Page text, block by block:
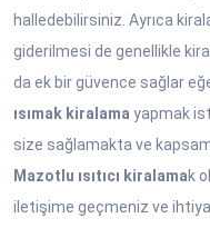
halledebilirsiniz. Ayrıca
giderilmesi de genellikle
da ek bir güvence sağlar
ısımak kiralama yapmak
size sağlamakta ve
Mazotlu ısıtıcı kiralamak
iletişime geçmeniz ve